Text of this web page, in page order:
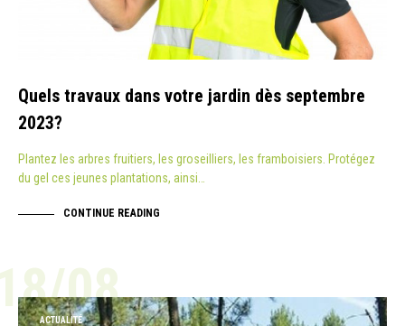
Quels travaux dans votre jardin dès septembre
2023?
Plantez les arbres fruitiers, les groseilliers, les framboisiers. Protégez
du gel ces jeunes plantations, ainsi…
CONTINUE READING
08
ACTUALITÉ